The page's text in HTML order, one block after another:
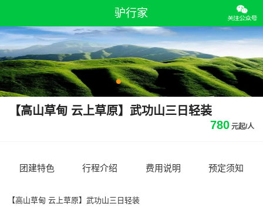
驴行家
【高山草甸 云上草原】武功山三日轻装
780
团建特色 行程介绍 费用说明 预定须知
【高山草甸 云上草原】武功山三日轻装